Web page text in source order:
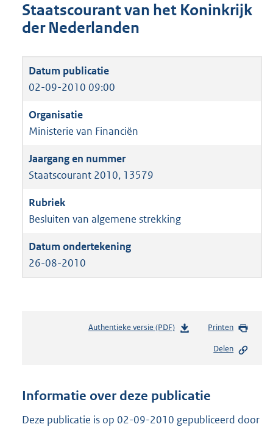
Staatscourant van het Koninkrijk
der Nederlanden
02-09-2010 09:00
Ministerie van Financiën
Staatscourant 2010, 13579
Besluiten van algemene strekking
26-08-2010
Authentieke versie (PDF)b
n
s
Printen
Delen
Informatie over deze publicatie
Deze publicatie is op 02-09-2010 gepubliceerd door